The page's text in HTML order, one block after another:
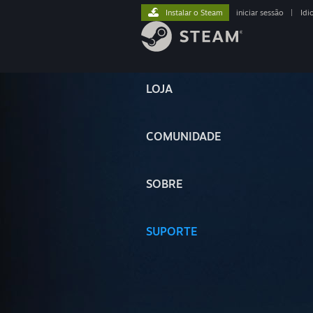
LOJA
COMUNIDADE
SOBRE
SUPORTE
Instalar o Steam iniciar sessão